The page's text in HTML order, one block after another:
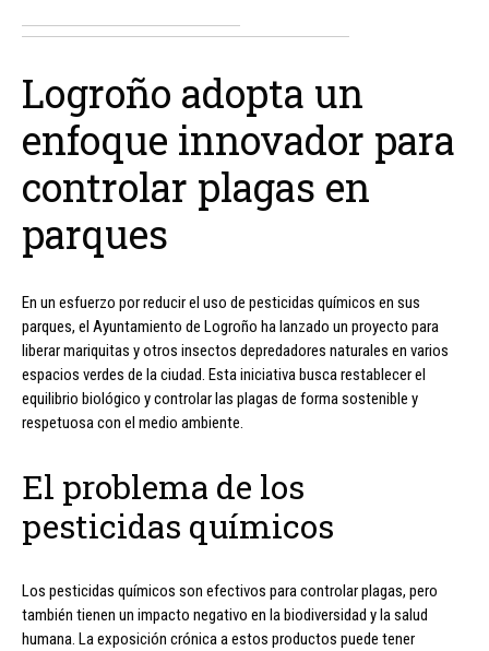
Logroño adopta un
enfoque innovador para
controlar plagas en
parques
En un esfuerzo por reducir el uso de pesticidas químicos en sus
parques, el Ayuntamiento de Logroño ha lanzado un proyecto para
liberar mariquitas y otros insectos depredadores naturales en varios
espacios verdes de la ciudad. Esta iniciativa busca restablecer el
equilibrio biológico y controlar las plagas de forma sostenible y
respetuosa con el medio ambiente.
El problema de los
pesticidas químicos
Los pesticidas químicos son efectivos para controlar plagas, pero
también tienen un impacto negativo en la biodiversidad y la salud
humana. La exposición crónica a estos productos puede tener